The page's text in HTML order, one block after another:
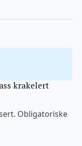
krakelert
Obligatoriske